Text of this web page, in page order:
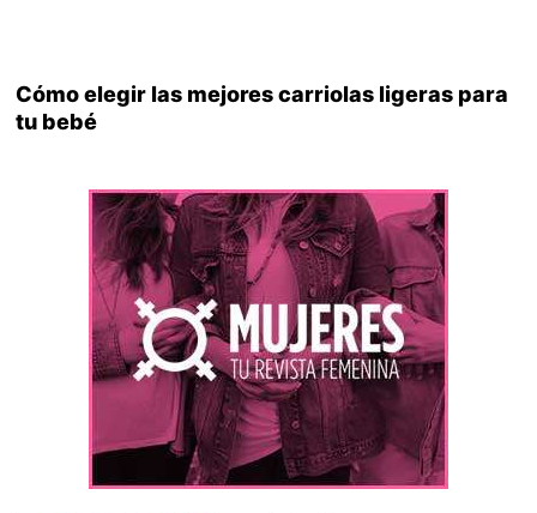
Cómo elegir las mejores carriolas ligeras para
tu bebé